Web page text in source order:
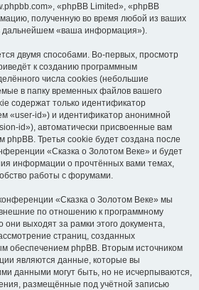
«phpBB Limited», «phpBB
полученную во время любой из ваших
дальнейшем «ваша информация»).
двумя способами. Во-первых, просмотр
к созданию программным
числа cookies (небольшие
в папку временных файлов вашего
содержат только идентификатор
«user-id») и идентификатор анонимной
id»), автоматически присвоенные вам
Третья cookie будет создана после
«Сказка о Золотом Веке» и будет
информации о прочтённых вами темах,
работы с форумами.
«Сказка о Золотом Веке» мы
по отношению к программному
выходят за рамки этого документа,
страниц, созданных
обеспечением phpBB. Вторым источником
являются данные, которые вы
данными могут быть, но не исчерпываются,
размещённые под учётной записью